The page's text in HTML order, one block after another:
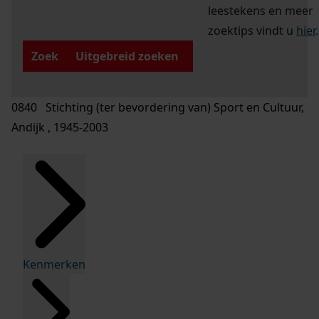
leestekens en meer
zoektips vindt u hier.
Zoek
Uitgebreid zoeken
0840 Stichting (ter bevordering van) Sport en Cultuur,
Andijk , 1945-2003
Kenmerken